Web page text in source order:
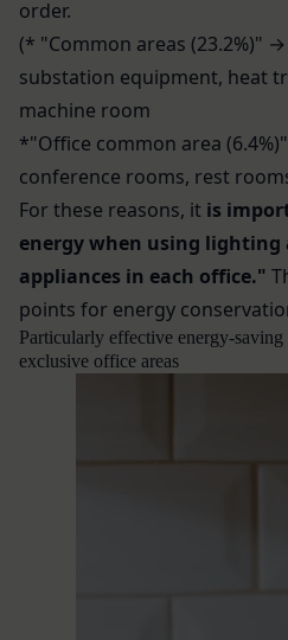
order.
(* "Common areas (23.2%)"
substation equipment, heat
machine room
*"Office common area
conference rooms, rest
For these reasons, it is
energy when using lighting
appliances in each office."
points for energy
Particularly effective energy-saving
exclusive office areas
合は、ブラウザや携帯端末
の受け取りを拒否すること
キーの受け取りを拒否され
の一部がご利用できなくな
当社は、お客様情報への不
防ぐため、セキュリティー
た、当社は、当社の通常の
が不要と判断した場合、お
情報を安全かつ合理的な方
第三者への提供等
当社は、以下の場合、お客
ることがあります。（以下
サービス、カスタマーサー
行うサービスを提供する第
の修正等、会員に不利益を
な変更の場合には、当該通
本規約変更の効力発生日後
った場合、会員は本規約の
なします。
当社が提供する本サービス
パートナーが提供するサー
ビスに定められる利用規約
い。
本契約において使用される
に定める意味を有します。
当社は、前項各号に定める
会員登録手続きは、本サー